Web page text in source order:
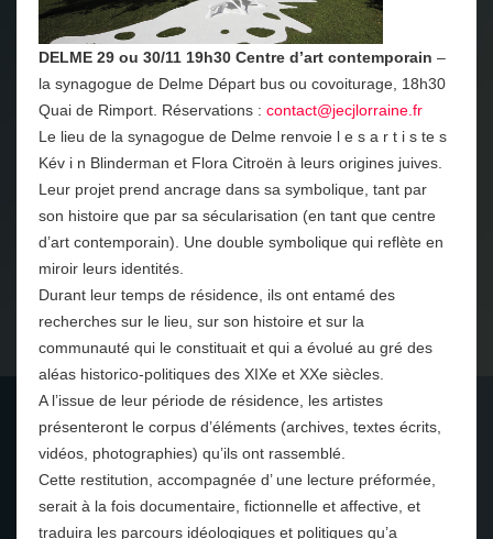
DELME 29 ou 30/11 19h30 Centre d’art contemporain –
la synagogue de Delme Départ bus ou covoiturage, 18h30
Quai de Rimport. Réservations : contact@jecjlorraine.fr
Le lieu de la synagogue de Delme renvoie l e s a r t i s te s
Kév i n Blinderman et Flora Citroën à leurs origines juives.
Leur projet prend ancrage dans sa symbolique, tant par
son histoire que par sa sécularisation (en tant que centre
d’art contemporain). Une double symbolique qui reflète en
miroir leurs identités.
Durant leur temps de résidence, ils ont entamé des
recherches sur le lieu, sur son histoire et sur la
communauté qui le constituait et qui a évolué au gré des
aléas historico-politiques des XIXe et XXe siècles.
A l’issue de leur période de résidence, les artistes
présenteront le corpus d’éléments (archives, textes écrits,
vidéos, photographies) qu’ils ont rassemblé.
Cette restitution, accompagnée d’ une lecture préformée,
serait à la fois documentaire, fictionnelle et affective, et
traduira les parcours idéologiques et politiques qu’a